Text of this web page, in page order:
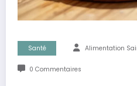
Santé Alimentation
0 Commentaires